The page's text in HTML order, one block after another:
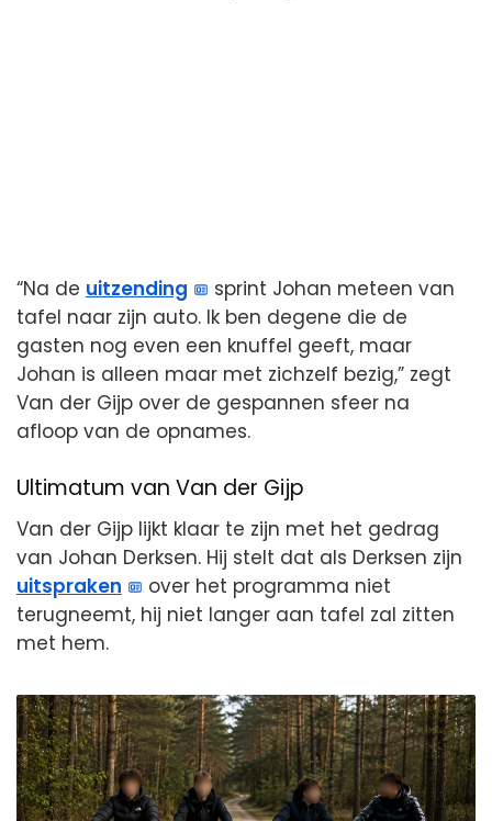
“Na de uitzending
sprint Johan meteen van
tafel naar zijn auto. Ik ben degene die de
gasten nog even een knuffel geeft, maar
Johan is alleen maar met zichzelf bezig,” zegt
Van der Gijp over de gespannen sfeer na
afloop van de opnames.
Ultimatum van Van der Gijp
Van der Gijp lijkt klaar te zijn met het gedrag
van Johan Derksen. Hij stelt dat als Derksen zijn
uitspraken
over het programma niet
terugneemt, hij niet langer aan tafel zal zitten
met hem.